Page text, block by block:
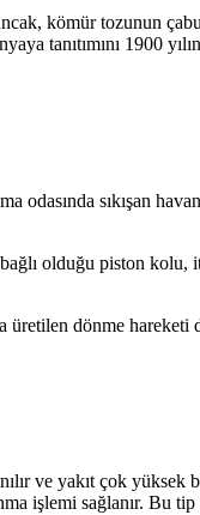
kömür tozunun
tanıtımını 1900
odasında sıkışan
bağlı olduğu piston
üretilen dönme
ve yakıt çok yüksek
işlemi sağlanır. Bu